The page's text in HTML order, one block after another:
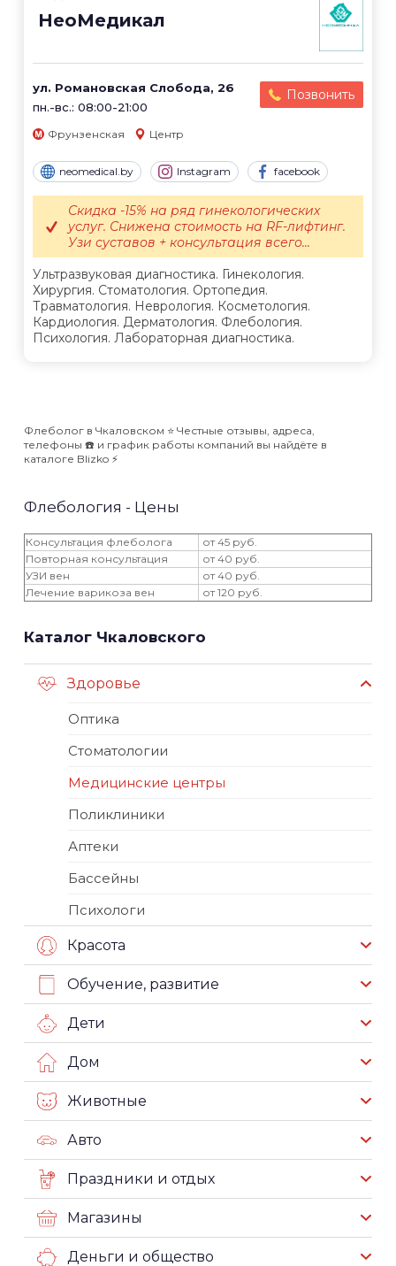
НеоМедикал
ул. Романовская Слобода, 26
пн.-вс.: 08:00-21:00
Позвонить
Фрунзенская Центр
neomedical.by Instagram facebook
Ультразвуковая диагностика. Гинекология.
Хирургия. Стоматология. Ортопедия.
Травматология. Неврология. Косметология.
Кардиология. Дерматология. Флебология.
Психология. Лабораторная диагностика.
Скидка -15% на ряд гинекологических
услуг. Снижена стоимость на RF-лифтинг.
Узи суставов + консультация всего...
Флеболог в Чкаловском ⭐️ Честные отзывы, адреса,
телефоны ☎️ и график работы компаний вы найдёте в
каталоге Blizko ⚡️
Флебология - Цены
Консультация флеболога
от 45 руб.
Повторная консультация
от 40 руб.
УЗИ вен
от 40 руб.
Лечение варикоза вен
от 120 руб.
Каталог Чкаловского
Здоровье
Оптика
Стоматологии
Медицинские центры
Поликлиники
Аптеки
Бассейны
Психологи
Красота
Обучение, развитие
Дети
Дом
Животные
Авто
Праздники и отдых
Магазины
Деньги и общество